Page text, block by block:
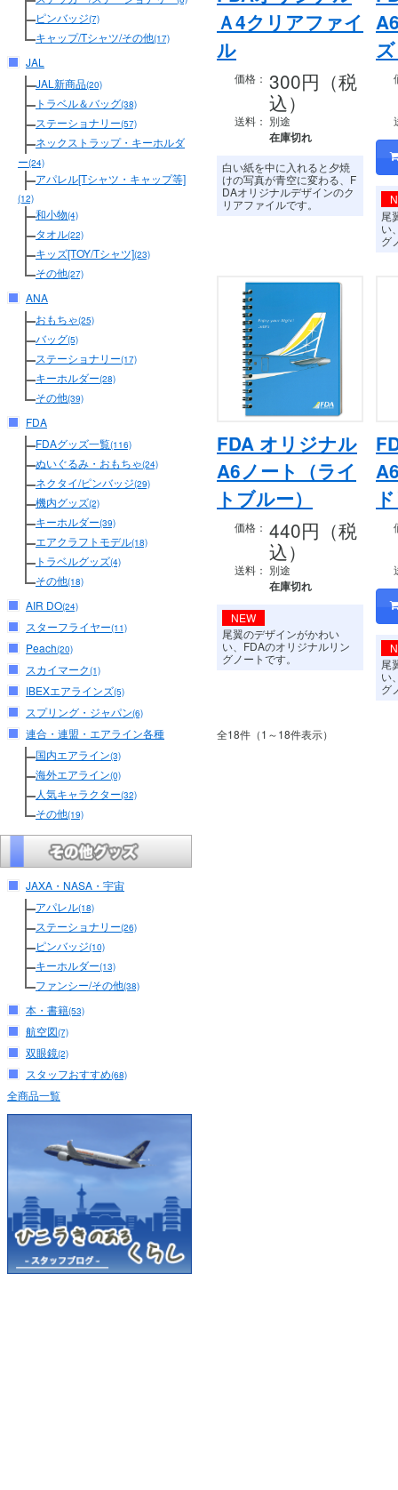
ピンバッジ(7)
キャップ/Tシャツ/その他(17)
JAL
JAL新商品(20)
トラベル＆バッグ(38)
ステーショナリー(57)
ネックストラップ・キーホルダ
ー(24)
アパレル[Tシャツ・キャップ等]
(12)
和小物(4)
タオル(22)
キッズ[TOY/Tシャツ](23)
その他(27)
ANA
おもちゃ(25)
バッグ(5)
ステーショナリー(17)
キーホルダー(28)
その他(39)
FDA
FDAグッズ一覧(116)
ぬいぐるみ・おもちゃ(24)
ネクタイ/ピンバッジ(29)
機内グッズ(2)
キーホルダー(39)
エアクラフトモデル(18)
トラベルグッズ(4)
その他(18)
AIR DO(24)
スターフライヤー(11)
Peach(20)
スカイマーク(1)
IBEXエアラインズ(5)
スプリング・ジャパン(6)
連合・連盟・エアライン各種
国内エアライン(3)
海外エアライン(0)
人気キャラクター(32)
その他(19)
JAXA・NASA・宇宙
アパレル(18)
ステーショナリー(26)
ピンバッジ(10)
キーホルダー(13)
ファンシー/その他(38)
本・書籍(53)
航空図(7)
双眼鏡(2)
スタッフおすすめ(68)
全商品一覧
Ａ4クリアファイ
ル
価格： 300円（税
込）
送料： 別途
在庫切れ
白い紙を中に入れると夕焼
けの写真が青空に変わる、 F
DAオリジナルデザインのク
リアファイルです。
尾
い
グ
FDA オリジナル
A6ノート（ライ
トブルー）
価格： 440円（税
込）
送料： 別途
在庫切れ
NEW
尾翼のデザインがかわい
い、FDAのオリジナルリン
グノートです。
尾
い
グ
全18件（1～18件表示）